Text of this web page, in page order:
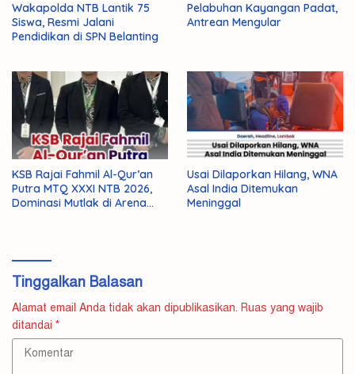
Wakapolda NTB Lantik 75
Siswa, Resmi Jalani
Pendidikan di SPN Belanting
Pelabuhan Kayangan Padat,
Antrean Mengular
KSB Rajai Fahmil Al-Qur’an
Putra MTQ XXXI NTB 2026,
Dominasi Mutlak di Arena
Usai Dilaporkan Hilang, WNA
Asal India Ditemukan
Meninggal
Tinggalkan Balasan
Alamat email Anda tidak akan dipublikasikan. Ruas yang wajib
ditandai *